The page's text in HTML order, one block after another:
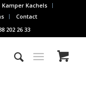
Kachels
Contact
202 26 33